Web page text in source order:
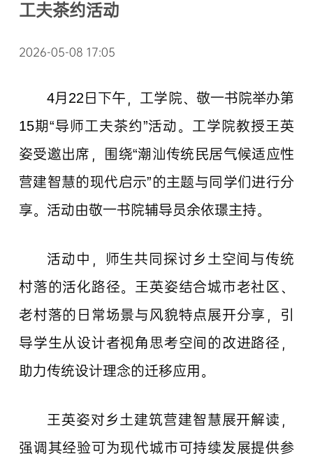
工夫茶约活动
2026-05-08 17:05
4月22日下午，工学院、敬一书院举办第
15期“导师工夫茶约”活动。工学院教授王英
姿受邀出席，围绕“潮汕传统民居气候适应性
营建智慧的现代启示”的主题与同学们进行分
享。活动由敬一书院辅导员余依璟主持。
活动中，师生共同探讨乡土空间与传统
村落的活化路径。王英姿结合城市老社区、
老村落的日常场景与风貌特点展开分享，引
导学生从设计者视角思考空间的改进路径，
助力传统设计理念的迁移应用。
王英姿对乡土建筑营建智慧展开解读，
强调其经验可为现代城市可持续发展提供参